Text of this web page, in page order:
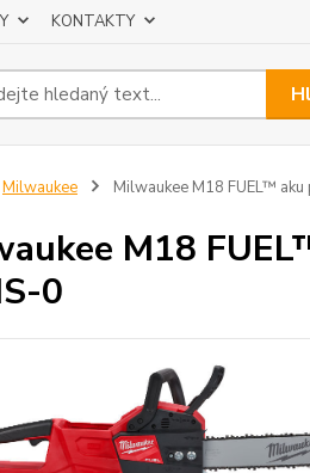
KONTAKTY
Milwaukee Milwaukee M18 FUEL™
M18
0